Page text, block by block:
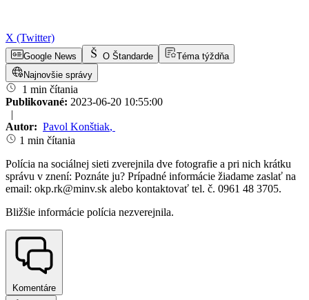
X (Twitter)
Google News O Štandarde
Téma týždňa
Najnovšie správy
1 min čítania
Publikované: 2023-06-20 10:55:00
|
Autor: Pavol Konštiak,
1 min čítania
Polícia na sociálnej sieti zverejnila dve fotografie a pri nich krátku
správu v znení: Poznáte ju? Prípadné informácie žiadame zaslať na
email: okp.rk@minv.sk alebo kontaktovať tel. č. 0961 48 3705.
Bližšie informácie polícia nezverejnila.
Komentáre